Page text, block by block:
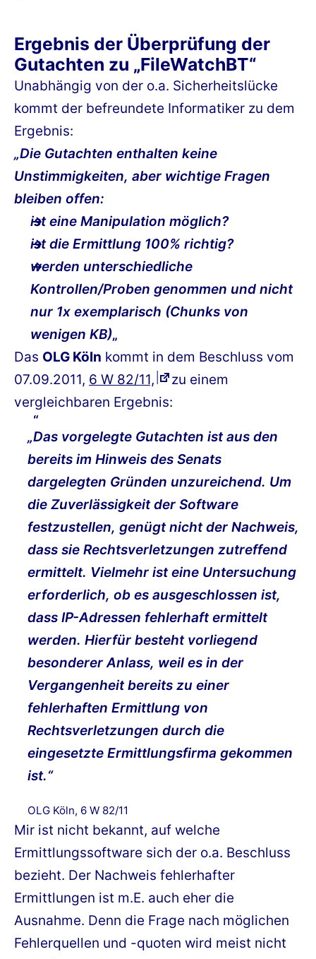
Ergebnis der Überprüfung der
Gutachten zu „FileWatchBT“
Unabhängig von der o.a. Sicherheitslücke
kommt der befreundete Informatiker zu dem
Ergebnis:
„Die Gutachten enthalten keine
Unstimmigkeiten, aber wichtige Fragen
bleiben offen:
ist eine Manipulation möglich?
ist die Ermittlung 100% richtig?
werden unterschiedliche
Kontrollen/Proben genommen und nicht
nur 1x exemplarisch (Chunks von
wenigen KB)„
Das OLG Köln kommt in dem Beschluss vom
07.09.2011, 6 W 82/11,
zu einem
vergleichbaren Ergebnis:
„Das vorgelegte Gutachten ist aus den
bereits im Hinweis des Senats
dargelegten Gründen unzureichend. Um
die Zuverlässigkeit der Software
festzustellen, genügt nicht der Nachweis,
dass sie Rechtsverletzungen zutreffend
ermittelt. Vielmehr ist eine Untersuchung
erforderlich, ob es ausgeschlossen ist,
dass IP-Adressen fehlerhaft ermittelt
werden. Hierfür besteht vorliegend
besonderer Anlass, weil es in der
Vergangenheit bereits zu einer
fehlerhaften Ermittlung von
Rechtsverletzungen durch die
eingesetzte Ermittlungsfirma gekommen
ist.“
OLG Köln, 6 W 82/11
Mir ist nicht bekannt, auf welche
Ermittlungssoftware sich der o.a. Beschluss
bezieht. Der Nachweis fehlerhafter
Ermittlungen ist m.E. auch eher die
Ausnahme. Denn die Frage nach möglichen
Fehlerquellen und -quoten wird meist nicht